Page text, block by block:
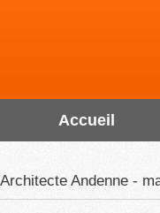
Accueil
Architecte Andenne -